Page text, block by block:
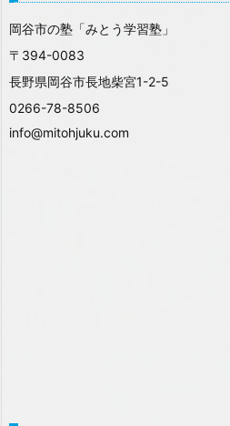
岡谷市の塾「みとう学習塾」
〒394-0083
長野県岡谷市長地柴宮1-2-5
0266-78-8506
info@mitohjuku.com